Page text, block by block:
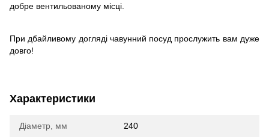
добре вентильованому місці.
При дбайливому догляді чавунний посуд прослужить вам дуже
довго!
Характеристики
Діаметр, мм 240